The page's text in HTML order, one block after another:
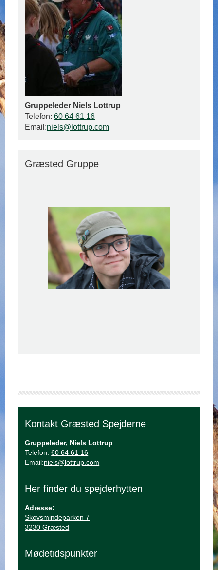
Gruppeleder Niels Lottrup
Telefon:60 64 61 16
Email:niels@lottrup.com
Græsted Gruppe
Kontakt Græsted Spejderne
Gruppeleder, Niels Lottrup
Telefon:60 64 61 16
Email:niels@lottrup.com
Her finder du spejderhytten
Adresse:
Skovsmindeparken 7
3230 Græsted
Mødetidspunkter